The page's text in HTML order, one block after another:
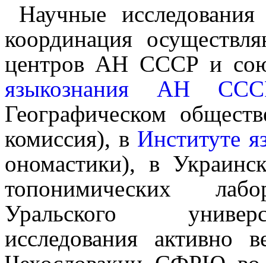
Научные
координация
центров АН СССР и
языкознания АН
Географическом
комиссия), в Институте
ономастики), в
топонимических
Уральского
исследования